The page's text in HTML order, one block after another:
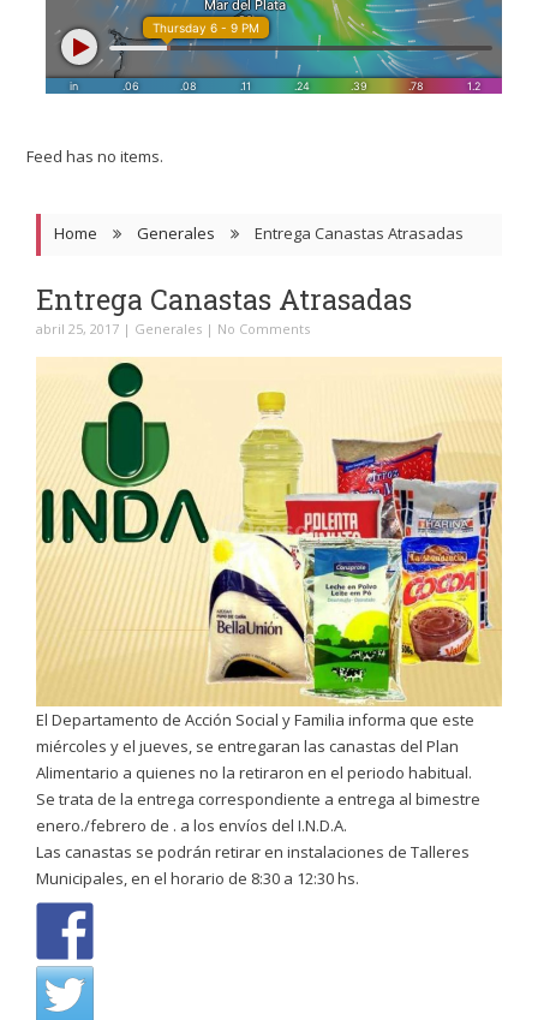
Feed has no items.
Home Generales Entrega Canastas Atrasadas
Entrega Canastas Atrasadas
abril 25, 2017 | Generales | No Comments
El Departamento de Acción Social y Familia informa que este
miércoles y el jueves, se entregaran las canastas del Plan
Alimentario a quienes no la retiraron en el periodo habitual.
Se trata de la entrega correspondiente a entrega al bimestre
enero./febrero de . a los envíos del I.N.D.A.
Las canastas se podrán retirar en instalaciones de Talleres
Municipales, en el horario de 8:30 a 12:30 hs.